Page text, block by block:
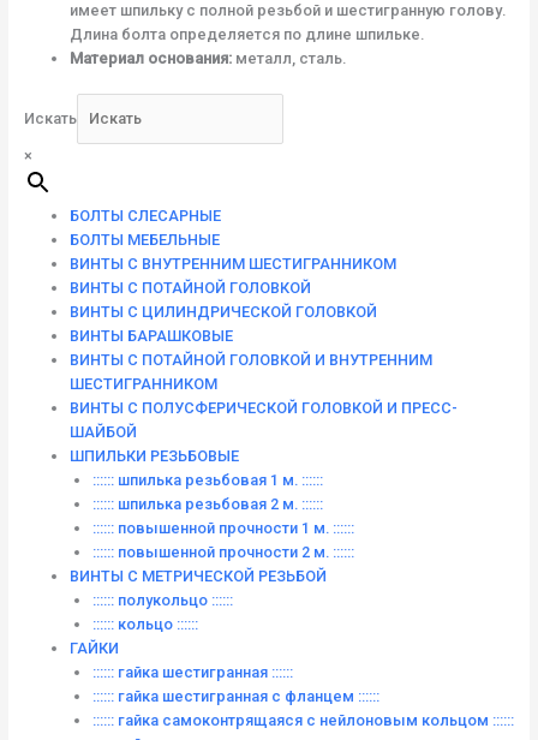
имеет шпильку с полной резьбой и шестигранную голову.
Длина болта определяется по длине шпильке.
Материал основания:металл, сталь.
Искать
×
БОЛТЫ СЛЕСАРНЫЕ
БОЛТЫ МЕБЕЛЬНЫЕ
ВИНТЫ С ВНУТРЕННИМ ШЕСТИГРАННИКОМ
ВИНТЫ С ПОТАЙНОЙ ГОЛОВКОЙ
ВИНТЫ С ЦИЛИНДРИЧЕСКОЙ ГОЛОВКОЙ
ВИНТЫ БАРАШКОВЫЕ
ВИНТЫ С ПОТАЙНОЙ ГОЛОВКОЙ И ВНУТРЕННИМ
ШЕСТИГРАННИКОМ
ВИНТЫ С ПОЛУСФЕРИЧЕСКОЙ ГОЛОВКОЙ И ПРЕСС-
ШАЙБОЙ
ШПИЛЬКИ РЕЗЬБОВЫЕ
:::::: шпилька резьбовая 1 м. ::::::
:::::: шпилька резьбовая 2 м. ::::::
:::::: повышенной прочности 1 м. ::::::
:::::: повышенной прочности 2 м. ::::::
ВИНТЫ C МЕТРИЧЕСКОЙ РЕЗЬБОЙ
:::::: полукольцо ::::::
:::::: кольцо ::::::
ГАЙКИ
:::::: гайка шестигранная ::::::
:::::: гайка шестигранная с фланцем ::::::
:::::: гайка самоконтрящаяся с нейлоновым кольцом ::::::